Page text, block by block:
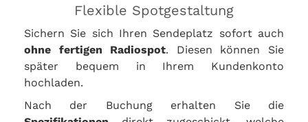
Flexible Spotgestaltung
Sichern Sie sich Ihren Sendeplatz sofort auch
ohne fertigen Radiospot. Diesen können Sie
später bequem in Ihrem Kundenkonto
hochladen.
Nach der Buchung erhalten Sie die